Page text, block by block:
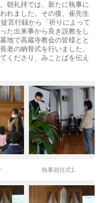
朝礼拝では、新たに執事に
れました。その後、崔先生
言行録から「祈りによって
た出来事から良き説教をし
地で高蔵寺教会の皆様とと
老の納骨式を行いました。
くださり、みことばを伝え
執事就任式1